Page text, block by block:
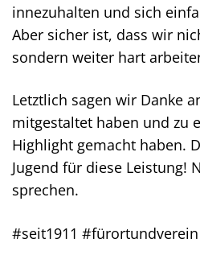
innezuhalten und sich
Aber sicher ist, dass wir
sondern weiter hart
Letztlich sagen wir Danke
mitgestaltet haben und zu
Highlight gemacht haben.
Jugend für diese Leistung!
sprechen.
#seit1911 #fürortundverein